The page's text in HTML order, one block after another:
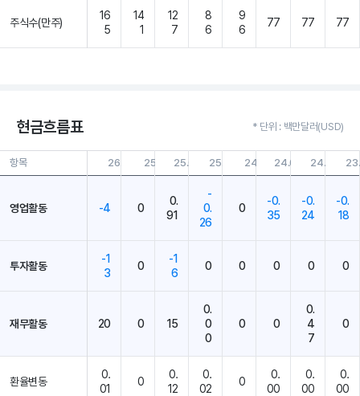
주식수(만주)
16
5
14
1
12
7
8
6
9
6
77 77 77
현금흐름표 * 단위 : 백만달러(USD)
항목 26.03.3125.12.3125.09.3025.03.3124.12.3124.09.3024.03.31
영업활동 -4 0
0.
91
-
0.
26
0
-0.
35
-0.
24
-0.
18
투자활동
-1
3
0
-1
6
0 0 0 0 0
재무활동 20 0 15
0.
0
0
0 0
0.
4
7
0
환율변동
0.
01
0
0.
12
0.
02
0
0.
00
0.
00
0.
00